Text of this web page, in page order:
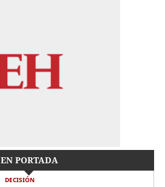
EN PORTADA
DECISIÓN